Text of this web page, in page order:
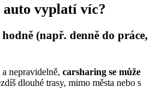
vyplatí víc?
(např. denně do práce,
nepravidelně, carsharing se může
dlouhé trasy, mimo města nebo s